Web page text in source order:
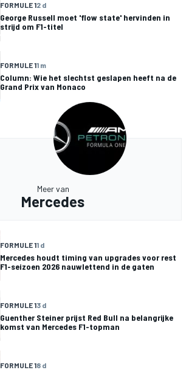
FORMULE 12 d
George Russell moet 'flow state' hervinden in
strijd om F1-titel
FORMULE 11 m
Column: Wie het slechtst geslapen heeft na de
Grand Prix van Monaco
Meer van
Mercedes
FORMULE 11 d
Mercedes houdt timing van upgrades voor rest
F1-seizoen 2026 nauwlettend in de gaten
FORMULE 13 d
Guenther Steiner prijst Red Bull na belangrijke
komst van Mercedes F1-topman
FORMULE 18 d